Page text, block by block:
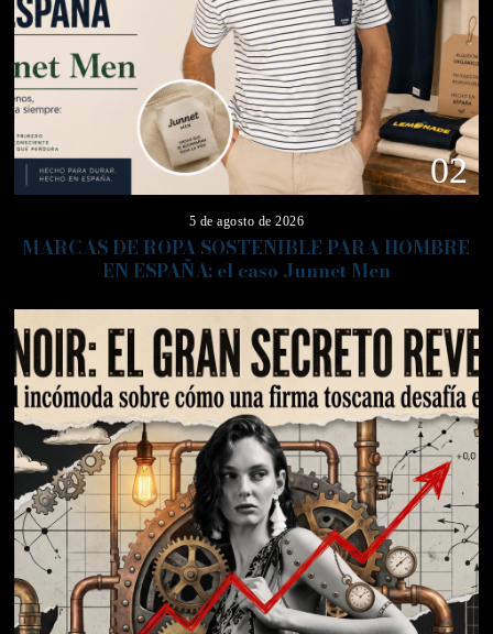
02
5 de agosto de 2026
MARCAS DE ROPA SOSTENIBLE PARA HOMBRE
EN ESPAÑA: el caso Junnet Men